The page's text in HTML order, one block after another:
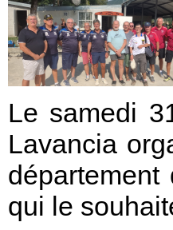
Le samedi
Lavancia
qui le